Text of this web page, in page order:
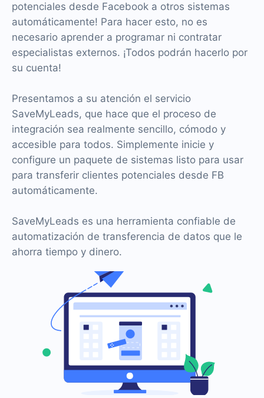
potenciales desde Facebook a otros sistemas
automáticamente! Para hacer esto, no es
necesario aprender a programar ni contratar
especialistas externos. ¡Todos podrán hacerlo por
su cuenta!
Presentamos a su atención el servicio
SaveMyLeads, que hace que el proceso de
integración sea realmente sencillo, cómodo y
accesible para todos. Simplemente inicie y
configure un paquete de sistemas listo para usar
para transferir clientes potenciales desde FB
automáticamente.
SaveMyLeads es una herramienta confiable de
automatización de transferencia de datos que le
ahorra tiempo y dinero.